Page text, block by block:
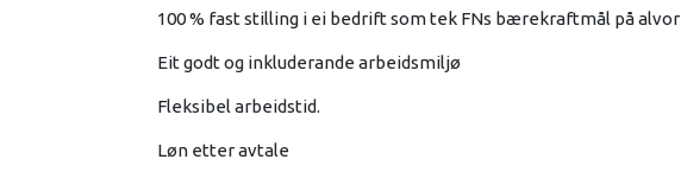
100 % fast stilling i ei bedrift som tek FNs bærekraftmål på alvor
Eit godt og inkluderande arbeidsmiljø
Fleksibel arbeidstid.
Løn etter avtale